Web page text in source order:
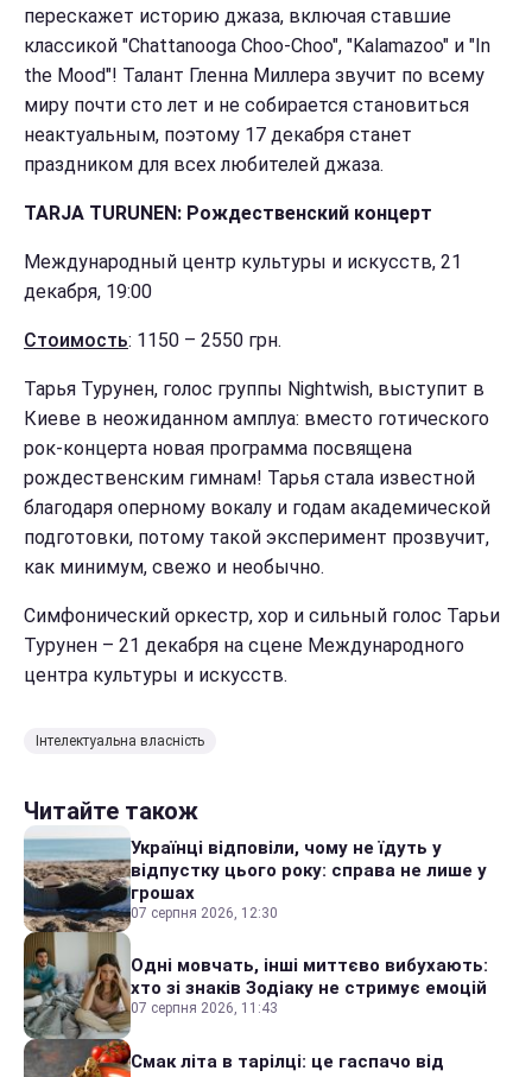
перескажет историю джаза, включая ставшие
классикой "Chattanooga Choo-Choo", "Kalamazoo" и "In
the Mood"! Талант Гленна Миллера звучит по всему
миру почти сто лет и не собирается становиться
неактуальным, поэтому 17 декабря станет
праздником для всех любителей джаза.
TARJA TURUNEN: Рождественский концерт
Международный центр культуры и искусств, 21
декабря, 19:00
Стоимость: 1150 – 2550 грн.
Тарья Турунен, голос группы Nightwish, выступит в
Киеве в неожиданном амплуа: вместо готического
рок-концерта новая программа посвящена
рождественским гимнам! Тарья стала известной
благодаря оперному вокалу и годам академической
подготовки, потому такой эксперимент прозвучит,
как минимум, свежо и необычно.
Симфонический оркестр, хор и сильный голос Тарьи
Турунен – 21 декабря на сцене Международного
центра культуры и искусств.
Інтелектуальна власність
Читайте також
Українці відповіли, чому не їдуть у
відпустку цього року: справа не лише у
грошах
07 серпня 2026, 12:30
Одні мовчать, інші миттєво вибухають:
хто зі знаків Зодіаку не стримує емоцій
07 серпня 2026, 11:43
Смак літа в тарілці: це гаспачо від